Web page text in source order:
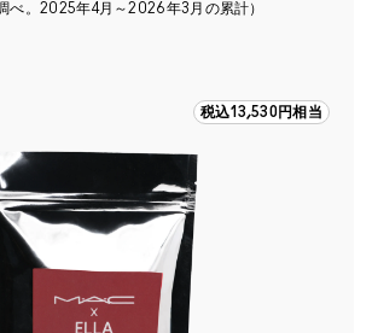
べ。2025年4月～2026年3月の累計）
税込13,530円相当